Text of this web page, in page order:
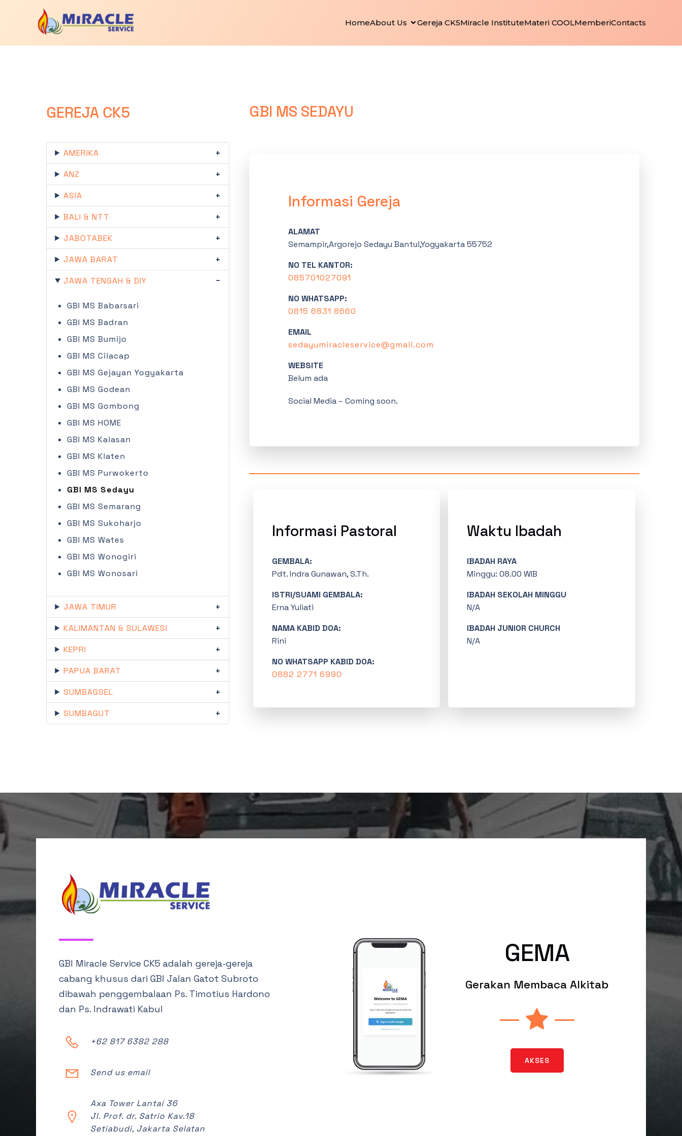
HomeAbout Us Gereja CK5Miracle InstituteMateri COOLMemberiContacts
GEREJA CK5
AMERIKA
ANZ
ASIA
BALI & NTT
JABOTABEK
JAWA BARAT
JAWA TENGAH & DIY
GBI MS Babarsari
GBI MS Badran
GBI MS Bumijo
GBI MS Cilacap
GBI MS Gejayan Yogyakarta
GBI MS Godean
GBI MS Gombong
GBI MS HOME
GBI MS Kalasan
GBI MS Klaten
GBI MS Purwokerto
GBI MS Sedayu
GBI MS Semarang
GBI MS Sukoharjo
GBI MS Wates
GBI MS Wonogiri
GBI MS Wonosari
JAWA TIMUR
KALIMANTAN & SULAWESI
KEPRI
PAPUA BARAT
SUMBAGSEL
SUMBAGUT
GBI MS SEDAYU
Informasi Gereja
ALAMAT
Semampir,Argorejo Sedayu Bantul,Yogyakarta 55752
NO TEL KANTOR:
085701027091
NO WHATSAPP:
0815 6831 8660
EMAIL
sedayumiracleservice@gmail.com
WEBSITE
Belum ada
Social Media – Coming soon.
Informasi Pastoral
GEMBALA:
Pdt. Indra Gunawan, S.Th.
ISTRI/SUAMI GEMBALA:
Erna Yuliati
NAMA KABID DOA:
Rini
NO WHATSAPP KABID DOA:
0882 2771 6990
Waktu Ibadah
IBADAH RAYA
Minggu: 08.00 WIB
IBADAH SEKOLAH MINGGU
N/A
IBADAH JUNIOR CHURCH
N/A
GBI Miracle Service CK5 adalah gereja-gereja
cabang khusus dari GBI Jalan Gatot Subroto
dibawah penggembalaan Ps. Timotius Hardono
dan Ps. Indrawati Kabul
+62 817 6382 288
Send us email
Axa Tower Lantai 36
Jl. Prof. dr. Satrio Kav.18
Setiabudi, Jakarta Selatan
GEMA
Gerakan Membaca Alkitab
AKSES